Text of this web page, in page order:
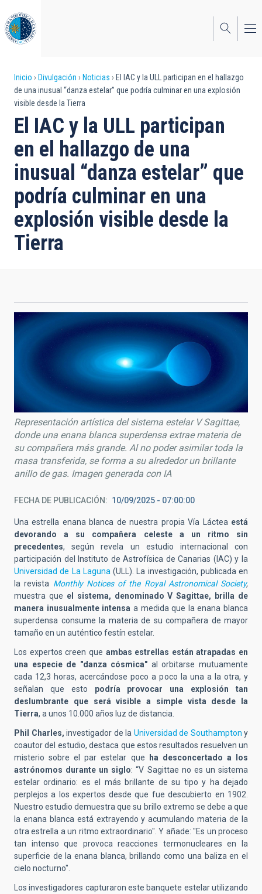
al
contenido
principal
Sobrescribir
enlaces
de
ayuda
a
la
navegación
Inicio Divulgación Noticias
El IAC y la ULL participan en el hallazgo
de una inusual “danza estelar” que podría culminar en una explosión
visible desde la Tierra
El IAC y la ULL participan
en el hallazgo de una
inusual “danza estelar” que
podría culminar en una
explosión visible desde la
Tierra
Representación artística del sistema estelar V Sagittae,
donde una enana blanca superdensa extrae materia de
su compañera más grande. Al no poder asimilar toda la
masa transferida, se forma a su alrededor un brillante
anillo de gas. Imagen generada con IA
FECHA DE PUBLICACIÓN 10/09/2025 - 07:00:00
Una estrella enana blanca de nuestra propia Vía Láctea está
devorando a su compañera celeste a un ritmo sin
precedentes, según revela un estudio internacional con
participación del Instituto de Astrofísica de Canarias (IAC) y la
Universidad de La Laguna(ULL). La investigación, publicada en
la revista Monthly Notices of the Royal Astronomical Society,
muestra que el sistema, denominado V Sagittae, brilla de
manera inusualmente intensa a medida que la enana blanca
superdensa consume la materia de su compañera de mayor
tamaño en un auténtico festín estelar.
Los expertos creen que ambas estrellas están atrapadas en
una especie de "danza cósmica" al orbitarse mutuamente
cada 12,3 horas, acercándose poco a poco la una a la otra, y
señalan que esto podría provocar una explosión tan
deslumbrante que será visible a simple vista desde la
Tierra, a unos 10.000 años luz de distancia.
Phil Charles, investigador de la Universidad de Southampton y
coautor del estudio, destaca que estos resultados resuelven un
misterio sobre el par estelar que
ha desconcertado a los
astrónomos durante un siglo: “V Sagittae no es un sistema
estelar ordinario: es el más brillante de su tipo y ha dejado
perplejos a los expertos desde que fue descubierto en 1902.
Nuestro estudio demuestra que su brillo extremo se debe a que
la enana blanca está extrayendo y acumulando materia de la
otra estrella a un ritmo extraordinario". Y añade: "Es un proceso
tan intenso que provoca reacciones termonucleares en la
superficie de la enana blanca, brillando como una baliza en el
cielo nocturno".
Los investigadores capturaron este banquete estelar utilizando